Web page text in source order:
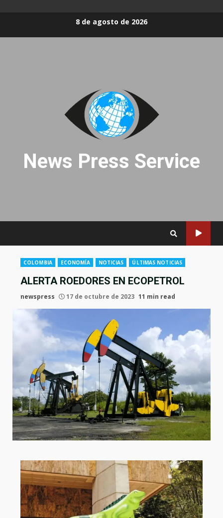
8 de agosto de 2026
News Press Service
COLOMBIA ECONOMÍA NOTICIAS ÚLTIMAS NOTICIAS
ALERTA ROEDORES EN ECOPETROL
newspress 17 de octubre de 2023 11 min read